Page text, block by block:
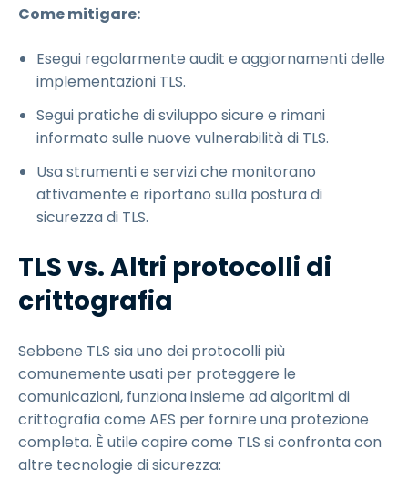
Come mitigare:
Esegui regolarmente audit e aggiornamenti delle
implementazioni TLS.
Segui pratiche di sviluppo sicure e rimani
informato sulle nuove vulnerabilità di TLS.
Usa strumenti e servizi che monitorano
attivamente e riportano sulla postura di
sicurezza di TLS.
TLS vs. Altri protocolli di
crittografia
Sebbene TLS sia uno dei protocolli più
comunemente usati per proteggere le
comunicazioni, funziona insieme ad algoritmi di
crittografia come AES per fornire una protezione
completa. È utile capire come TLS si confronta con
altre tecnologie di sicurezza: